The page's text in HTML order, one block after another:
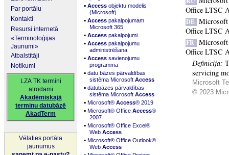
Par portālu
Kontakti
Resursi internetā
«Terminoloģijas
Jaunumi»
Atbalstītāji
Notikumi
LZA TK termini
atrodami
Akadēmiskajā
terminu datubāzē
AkadTerm
Vēlaties portāla
jaunumus
▪ Access objektu modelis
(Microsoft)
▪ Access pakalpojumam
Microsoft 365
▪ Access pakalpojumi
▪ Access pakalpojumu
administrēšana
▪ Access savienojumu
programma
▪ datu bāzes pārvaldības
sistēma Microsoft Access
▪ datubāzes pārvaldības
sistēma Microsoft Access
▪ Microsoft® Access® 2019
▪ Microsoft® Office Access®
2007
▪ Microsoft® Office Excel®
Web Access
▪ Microsoft® Office Outlook®
Web Access
Office LTSC
DE Microsoft
Office LTSC
FR Microsoft
Office LTSC
Definīcija:
servicing
Microsoft
© 2023